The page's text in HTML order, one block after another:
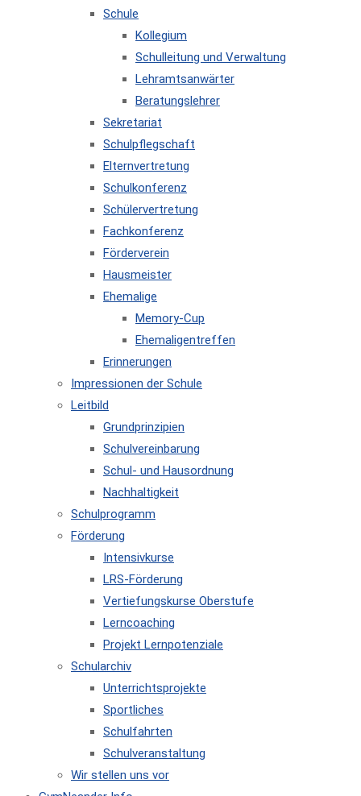
Schule
Kollegium
Schulleitung und Verwaltung
Lehramtsanwärter
Beratungslehrer
Sekretariat
Schulpflegschaft
Elternvertretung
Schulkonferenz
Schülervertretung
Fachkonferenz
Förderverein
Hausmeister
Ehemalige
Memory-Cup
Ehemaligentreffen
Erinnerungen
Impressionen der Schule
Leitbild
Grundprinzipien
Schulvereinbarung
Schul- und Hausordnung
Nachhaltigkeit
Schulprogramm
Förderung
Intensivkurse
LRS-Förderung
Vertiefungskurse Oberstufe
Lerncoaching
Projekt Lernpotenziale
Schularchiv
Unterrichtsprojekte
Sportliches
Schulfahrten
Schulveranstaltung
Wir stellen uns vor